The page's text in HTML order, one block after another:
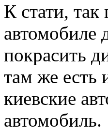
К стати,
автомобиле
покрасить
там же есть
киевские
автомобиль.